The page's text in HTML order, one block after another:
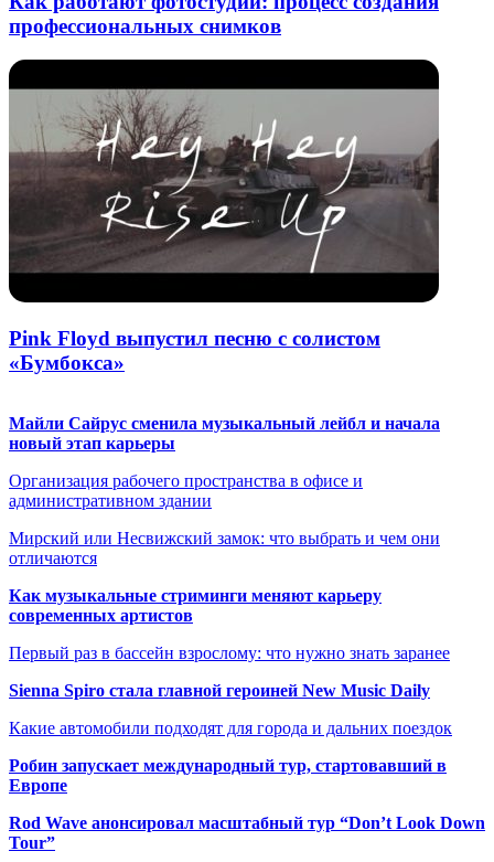
профессиональных снимков
Pink Floyd выпустил песню с солистом
«Бумбокса»
Майли Сайрус сменила музыкальный лейбл и начала
новый этап карьеры
Организация рабочего пространства в офисе и
административном здании
Мирский или Несвижский замок: что выбрать и чем они
отличаются
Как музыкальные стриминги меняют карьеру
современных артистов
Первый раз в бассейн взрослому: что нужно знать заранее
Sienna Spiro стала главной героиней New Music Daily
Какие автомобили подходят для города и дальних поездок
Робин запускает международный тур, стартовавший в
Европе
Rod Wave анонсировал масштабный тур “Don’t Look Down
Tour”